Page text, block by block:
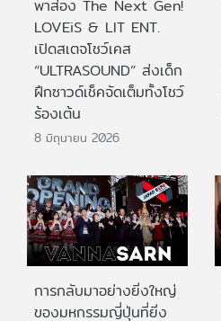
พาส่อง The Next Gen!
LOVEiS & LIT ENT.
เปิดสเตจโชว์เคส
“ULTRASOUND” ส่งเด็ก
ฝึกซาวด์เช็คจัดเต็มทั้งโชว์
ร้องเต้น
8 มิถุนายน 2026
การกลับมาอย่างยิ่งใหญ่
ของมหกรรมญี่ปุ่นที่ยิ่ง